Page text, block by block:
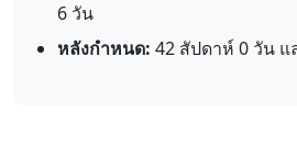
6 วัน
หลังกำหนด: 42 สัปดาห์ 0 วัน แ